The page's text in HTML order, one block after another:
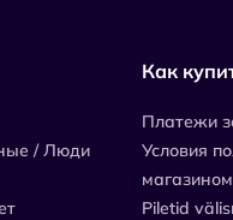
/ Люди
Как
Платежи
Условия
магазином
Piletid